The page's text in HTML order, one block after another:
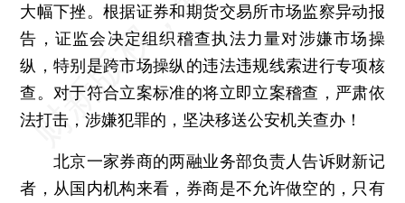
大幅下挫。根据证券和期货交易所市场监察异动报
告，证监会决定组织稽查执法力量对涉嫌市场操
纵，特别是跨市场操纵的违法违规线索进行专项核
查。对于符合立案标准的将立即立案稽查，严肃依
法打击，涉嫌犯罪的，坚决移送公安机关查办！
北京一家券商的两融业务部负责人告诉财新记
者，从国内机构来看，券商是不允许做空的，只有